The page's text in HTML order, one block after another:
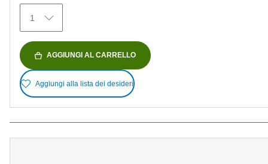
1
AGGIUNGI AL CARRELLO
Aggiungi alla lista dei desideri